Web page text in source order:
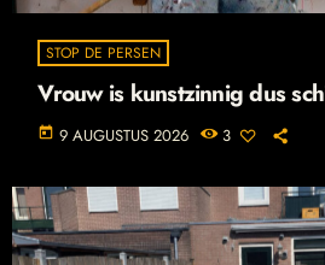
STOP DE PERSEN
Vrouw is kunstzinnig dus
today 9 AUGUSTUS 2026 3